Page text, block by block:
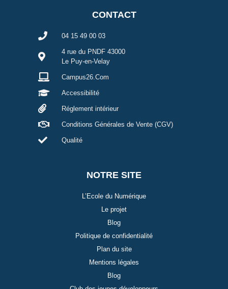
CONTACT
04 15 49 00 03
4 rue du PNDF 43000
Le Puy-en-Velay
Campus26.Com
Accessibilité
Réglement intérieur
Conditions Générales de Vente (CGV)
Qualité
NOTRE SITE
L’Ecole du Numérique
Le projet
Blog
Politique de confidentialité
Plan du site
Mentions légales
Blog